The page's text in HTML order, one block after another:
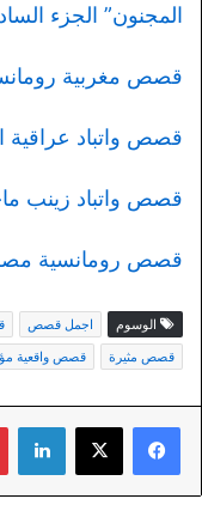
المجنون” الجزء
قصص مغربية
قصص واتباد عراقية
قصص واتباد زينب
قصص رومانسية
الوسوم اجمل قصص
قصص مثيرة
قصص واقعية